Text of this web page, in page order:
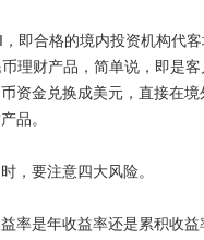
格的境内投资机构代客
理财产品，简单说，即是
资金兑换成美元，直接在
品。
要注意四大风险。
是年收益率还是累积收益